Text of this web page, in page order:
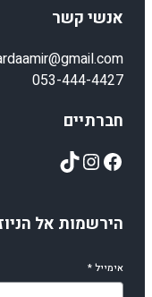
אנשי קשר
053-444-4427
חברתיים
Facebook
Instagram
TikTok
הירשמות אל
אימייל*